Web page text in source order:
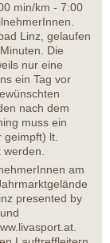
min/km - 7:00
Linz, gelaufen
Die
nur eine
ein Tag vor
nach dem
muss ein
geimpft) lt.
werden.
am
presented by